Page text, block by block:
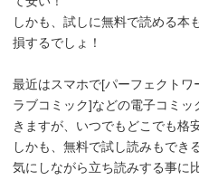
しかも、試しに無料で読める本
損するでしょ！
最近はスマホで[パーフェクト
ラブコミック]などの電子コミ
きますが、いつでもどこでも格
しかも、無料で試し読みもでき
気にしながら立ち読みする事に